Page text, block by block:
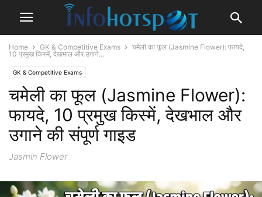
Home GK & Competitive Exams
चमेली का फूल (Jasmine Flower): फायदे,
10 प्रमुख किस्में, देखभाल और उगाने...
GK & Competitive Exams
चमेली का फूल (Jasmine Flower):
फायदे, 10 प्रमुख किस्में, देखभाल और
उगाने की संपूर्ण गाइड
Jasmin Flower